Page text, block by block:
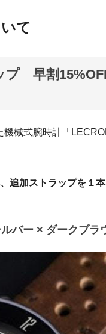
て
プ 早割
機械式腕時計「
追加ストラップを１
バー × ダークブラ